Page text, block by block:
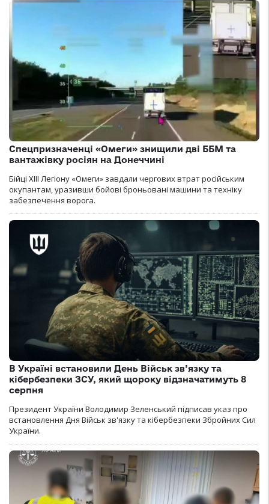
Спецпризначенці «Омеги» знищили дві ББМ та
вантажівку росіян на Донеччині
Бійці ХІІІ Легіону «Омеги» завдали чергових втрат російським
окупантам, уразивши бойові броньовані машини та техніку
забезпечення ворога.
В Україні встановили День Військ зв’язку та
кібербезпеки ЗСУ, який щороку відзначатимуть 8
серпня
Президент України Володимир Зеленський підписав указ про
встановлення Дня Військ зв'язку та кібербезпеки Збройних Сил
України.